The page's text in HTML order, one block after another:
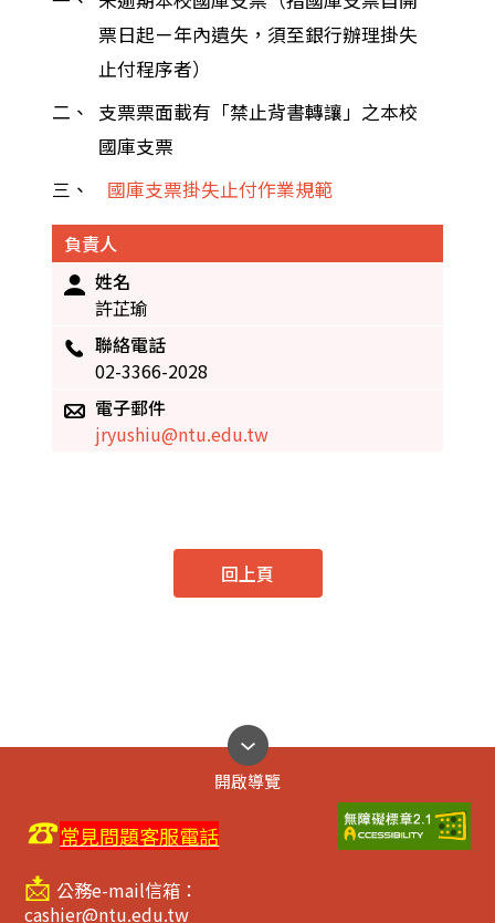
票日起ㄧ年內遺失，須至銀行辦理掛失
止付程序者）
二、
支票票面載有「禁止背書轉讓」之本校
國庫支票
三、 國庫支票掛失止付作業規範
負責人
姓名
許芷瑜
聯絡電話
02-3366-2028
電子郵件
jryushiu@ntu.edu.tw
回上頁
開啟導覽
☎常見問題客服電話
📩 公務e-mail信箱：
cashier@ntu.edu.tw